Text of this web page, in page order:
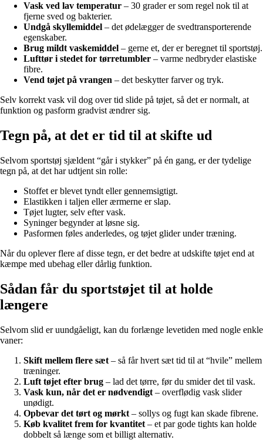
Vask ved lav temperatur – 30 grader er som regel nok til at
fjerne sved og bakterier.
Undgå skyllemiddel – det ødelægger de svedtransporterende
egenskaber.
Brug mildt vaskemiddel – gerne et, der er beregnet til sportstøj.
Lufttør i stedet for tørretumbler – varme nedbryder elastiske
fibre.
Vend tøjet på vrangen – det beskytter farver og tryk.
Selv korrekt vask vil dog over tid slide på tøjet, så det er normalt, at
funktion og pasform gradvist ændrer sig.
Tegn på, at det er tid til at skifte ud
Selvom sportstøj sjældent “går i stykker” på én gang, er der tydelige
tegn på, at det har udtjent sin rolle:
Stoffet er blevet tyndt eller gennemsigtigt.
Elastikken i taljen eller ærmerne er slap.
Tøjet lugter, selv efter vask.
Syninger begynder at løsne sig.
Pasformen føles anderledes, og tøjet glider under træning.
Når du oplever flere af disse tegn, er det bedre at udskifte tøjet end at
kæmpe med ubehag eller dårlig funktion.
Sådan får du sportstøjet til at holde
længere
Selvom slid er uundgåeligt, kan du forlænge levetiden med nogle enkle
vaner:
Skift mellem flere sæt – så får hvert sæt tid til at “hvile” mellem
træninger.
Luft tøjet efter brug – lad det tørre, før du smider det til vask.
Vask kun, når det er nødvendigt – overflødig vask slider
unødigt.
Opbevar det tørt og mørkt – sollys og fugt kan skade fibrene.
Køb kvalitet frem for kvantitet – et par gode tights kan holde
dobbelt så længe som et billigt alternativ.